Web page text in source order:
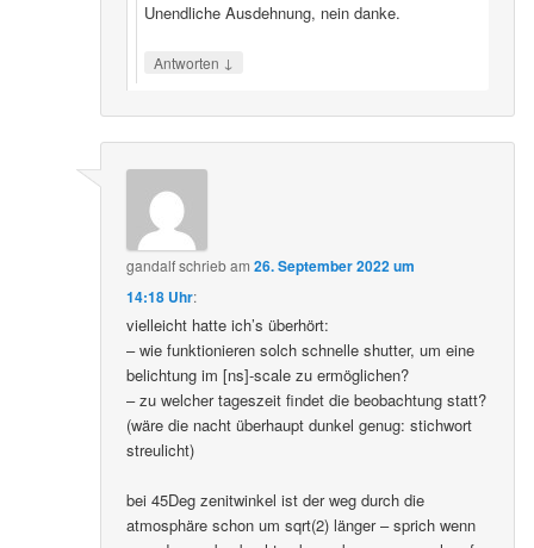
Unendliche Ausdehnung, nein danke.
Antworten ↓
gandalfschriebam26. September 2022 um
14:18 Uhr:
vielleicht hatte ich’s überhört:
– wie funktionieren solch schnelle shutter, um eine
belichtung im [ns]-scale zu ermöglichen?
– zu welcher tageszeit findet die beobachtung statt?
(wäre die nacht überhaupt dunkel genug: stichwort
streulicht)
bei 45Deg zenitwinkel ist der weg durch die
atmosphäre schon um sqrt(2) länger – sprich wenn